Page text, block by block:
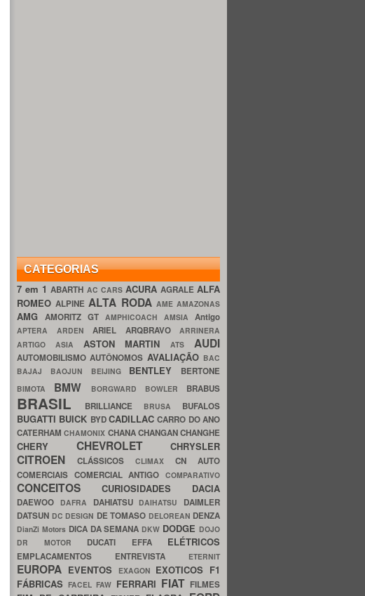
CATEGORIAS
7 em 1ABARTH AC CARS ACURA AGRALE ALFA
ROMEOALPINEALTA RODA AME AMAZONAS
AMG AMORITZ GT AMPHICOACH AMSIA Antigo
APTERA ARDEN ARIEL ARQBRAVO ARRINERA
ARTIGO ASIA ASTON MARTINATS AUDI
AUTOMOBILISMOAUTÔNOMOS AVALIAÇÃO BAC
BAJAJ BAOJUN BEIJING BENTLEY BERTONE
BIMOTA BMW BORGWARD BOWLER BRABUS
BRASIL BRILLIANCE BRUSA BUFALOS
BUGATTI BUICK BYDCADILLACCARRO DO ANO
CATERHAMCHAMONIX CHANACHANGANCHANGHE
CHERY CHEVROLET CHRYSLER
CITROEN CLÁSSICOS CLIMAX CN AUTO
COMERCIAIS COMERCIAL ANTIGOCOMPARATIVO
CONCEITOS CURIOSIDADES DACIA
DAEWOO DAFRA DAHIATSU DAIHATSU DAIMLER
DATSUN DC DESIGN DE TOMASO DELOREAN DENZA
DianZi Motors DICA DA SEMANA DKW DODGE DOJO
DR MOTOR DUCATI EFFA ELÉTRICOS
EMPLACAMENTOS ENTREVISTA ETERNIT
EUROPA EVENTOS EXAGON EXOTICOS F1
FÁBRICASFACELFAW FERRARI FIAT FILMES